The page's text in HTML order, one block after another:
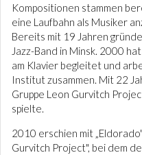
Kompositionen stammen
eine Laufbahn als Musiker
Bereits mit 19 Jahren
Jazz-Band in Minsk. 2000
am Klavier begleitet und
Institut zusammen. Mit 22
Gruppe Leon Gurvitch
spielte.
2010 erschien mit
Gurvitch Project", bei dem